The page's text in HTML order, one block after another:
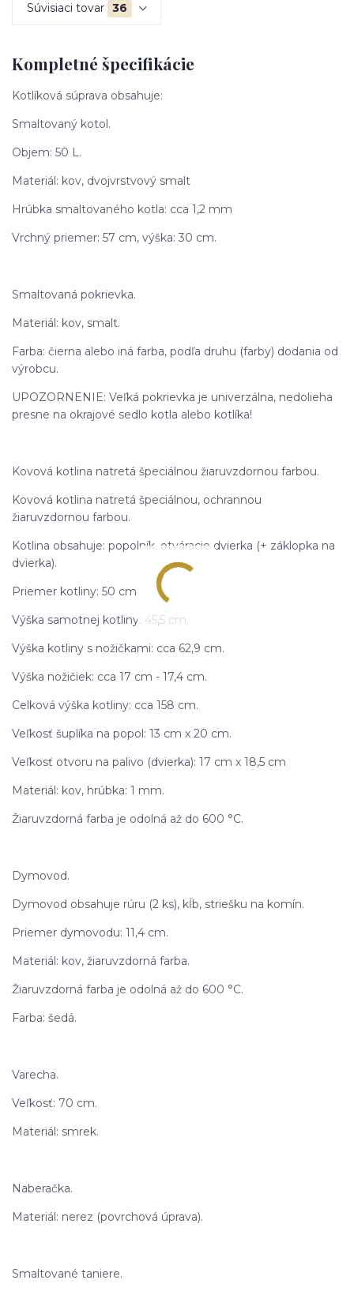
Súvisiaci tovar 36
Kompletné špecifikácie
Kotlíková súprava obsahuje:
Smaltovaný kotol.
Objem: 50 L.
Materiál: kov, dvojvrstvový smalt
Hrúbka smaltovaného kotla: cca 1,2 mm
Vrchný priemer: 57 cm, výška: 30 cm.
Smaltovaná pokrievka.
Materiál: kov, smalt.
Farba: čierna alebo iná farba, podľa druhu (farby) dodania od
výrobcu.
UPOZORNENIE: Veľká pokrievka je univerzálna, nedolieha
presne na okrajové sedlo kotla alebo kotlíka!
Kovová kotlina natretá špeciálnou žiaruvzdornou farbou.
Kovová kotlina natretá špeciálnou, ochrannou
žiaruvzdornou farbou.
Kotlina obsahuje: popolník, otváracie dvierka (+ záklopka na
dvierka).
Priemer kotliny: 50 cm.
Výška samotnej kotliny: 45,5 cm.
Výška kotliny s nožičkami: cca 62,9 cm.
Výška nožičiek: cca 17 cm - 17,4 cm.
Celková výška kotliny: cca 158 cm.
Veľkosť šuplíka na popol: 13 cm x 20 cm.
Veľkosť otvoru na palivo (dvierka): 17 cm x 18,5 cm
Materiál: kov, hrúbka: 1 mm.
Žiaruvzdorná farba je odolná až do 600 °C.
Dymovod.
Dymovod obsahuje rúru (2 ks), kĺb, striešku na komín.
Priemer dymovodu: 11,4 cm.
Materiál: kov, žiaruvzdorná farba.
Žiaruvzdorná farba je odolná až do 600 °C.
Farba: šedá.
Varecha.
Veľkosť: 70 cm.
Materiál: smrek.
Naberačka.
Materiál: nerez (povrchová úprava).
Smaltované taniere.